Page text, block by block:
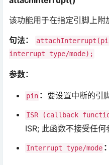
该功能用于在指定引脚上附
句法：
interrupt type/mode);
参数：
pin ： 要设置中断的引
ISR (callback
ISR; 此函数不接受任何
Interrupt type/mode ：